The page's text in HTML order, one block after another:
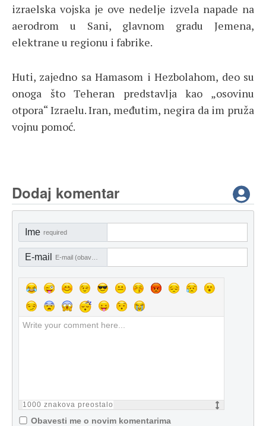
izraelska vojska je ove nedelje izvela napade na
aerodrom u Sani, glavnom gradu Jemena,
elektrane u regionu i fabrike.
Huti, zajedno sa Hamasom i Hezbolahom, deo su
onoga što Teheran predstavlja kao „osovinu
otpora“ Izraelu. Iran, međutim, negira da im pruža
vojnu pomoć.
Dodaj komentar
Ime required
E-mail
1000 znakova preostalo
Obavesti me o novim komentarima